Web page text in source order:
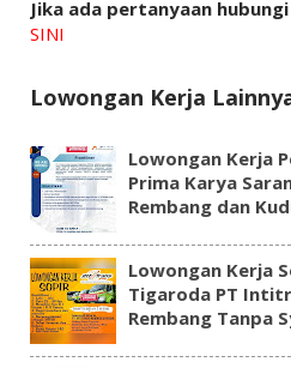
Jika ada pertanyaan
SINI
Lowongan Kerja
Lowongan Kerja
Prima Karya
Rembang dan
Lowongan Kerja
Tigaroda PT
Rembang Tanpa